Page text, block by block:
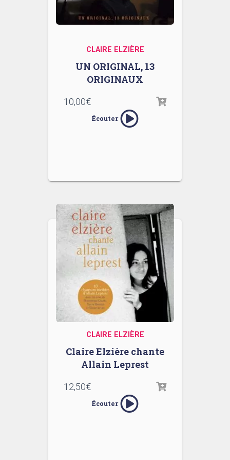
CLAIRE ELZIÈRE
UN ORIGINAL, 13
ORIGINAUX
10,00€
Écouter
CLAIRE ELZIÈRE
Claire Elzière chante
Allain Leprest
12,50€
Écouter